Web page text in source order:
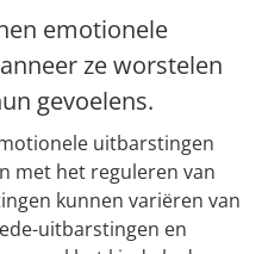
emotionele
ze worstelen
gevoelens.
uitbarstingen
met het reguleren van
kunnen variëren van
uitbarstingen en